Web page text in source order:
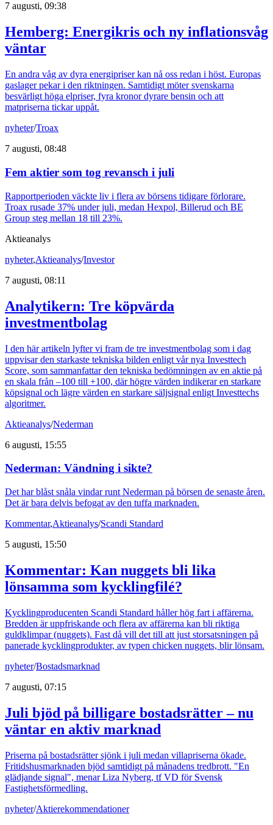
7 augusti, 09:38
Hemberg: Energikris och ny inflationsvåg
väntar
En andra våg av dyra energipriser kan nå oss redan i höst. Europas
gaslager pekar i den riktningen. Samtidigt möter svenskarna
besvärligt höga elpriser, fyra kronor dyrare bensin och att
matpriserna tickar uppåt.
nyheter/Troax
7 augusti, 08:48
Fem aktier som tog revansch i juli
Rapportperioden väckte liv i flera av börsens tidigare förlorare.
Troax rusade 37% under juli, medan Hexpol, Billerud och BE
Group steg mellan 18 till 23%.
Aktieanalys
nyheter,Aktieanalys/Investor
7 augusti, 08:11
Analytikern: Tre köpvärda
investmentbolag
I den här artikeln lyfter vi fram de tre investmentbolag som i dag
uppvisar den starkaste tekniska bilden enligt vår nya Investtech
Score, som sammanfattar den tekniska bedömningen av en aktie på
en skala från –100 till +100, där högre värden indikerar en starkare
köpsignal och lägre värden en starkare säljsignal enligt Investtechs
algoritmer.
Aktieanalys/Nederman
6 augusti, 15:55
Nederman: Vändning i sikte?
Det har blåst snåla vindar runt Nederman på börsen de senaste åren.
Det är bara delvis befogat av den tuffa marknaden.
Kommentar,Aktieanalys/Scandi Standard
5 augusti, 15:50
Kommentar: Kan nuggets bli lika
lönsamma som kycklingfilé?
Kycklingproducenten Scandi Standard håller hög fart i affärerna.
Bredden är uppfriskande och flera av affärerna kan bli riktiga
guldklimpar (nuggets). Fast då vill det till att just storsatsningen på
panerade kycklingprodukter, av typen chicken nuggets, blir lönsam.
nyheter/Bostadsmarknad
7 augusti, 07:15
Juli bjöd på billigare bostadsrätter – nu
väntar en aktiv marknad
Priserna på bostadsrätter sjönk i juli medan villapriserna ökade.
Fritidshusmarknaden bjöd samtidigt på månadens tredbrott. "En
glädjande signal", menar Liza Nyberg, tf VD för Svensk
Fastighetsförmedling.
nyheter/Aktierekommendationer